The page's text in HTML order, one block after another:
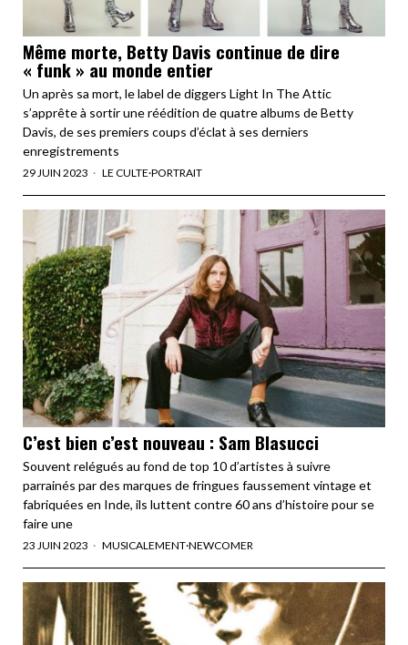
Même morte, Betty Davis continue de dire
« funk » au monde entier
Un après sa mort, le label de diggers Light In The Attic
s’apprête à sortir une réédition de quatre albums de Betty
Davis, de ses premiers coups d’éclat à ses derniers
enregistrements
29 JUIN 2023 LE CULTE·PORTRAIT
C’est bien c’est nouveau : Sam Blasucci
Souvent relégués au fond de top 10 d’artistes à suivre
parrainés par des marques de fringues faussement vintage et
fabriquées en Inde, ils luttent contre 60 ans d’histoire pour se
faire une
23 JUIN 2023 MUSICALEMENT·NEWCOMER